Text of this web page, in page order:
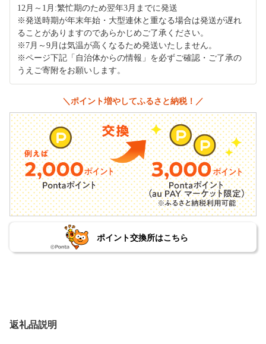
12月～1月:繁忙期のため翌年3月までに発送
※発送時期が年末年始・大型連休と重なる場合は発送が遅れ
ることがありますのであらかじめご了承ください。
※7月～9月は気温が高くなるため発送いたしません。
※ページ下記「自治体からの情報」を必ずご確認・ご了承の
うえご寄附をお願いします。
＼ポイント増やしてふるさと納税！／
ポイント交換所はこちら
返礼品説明